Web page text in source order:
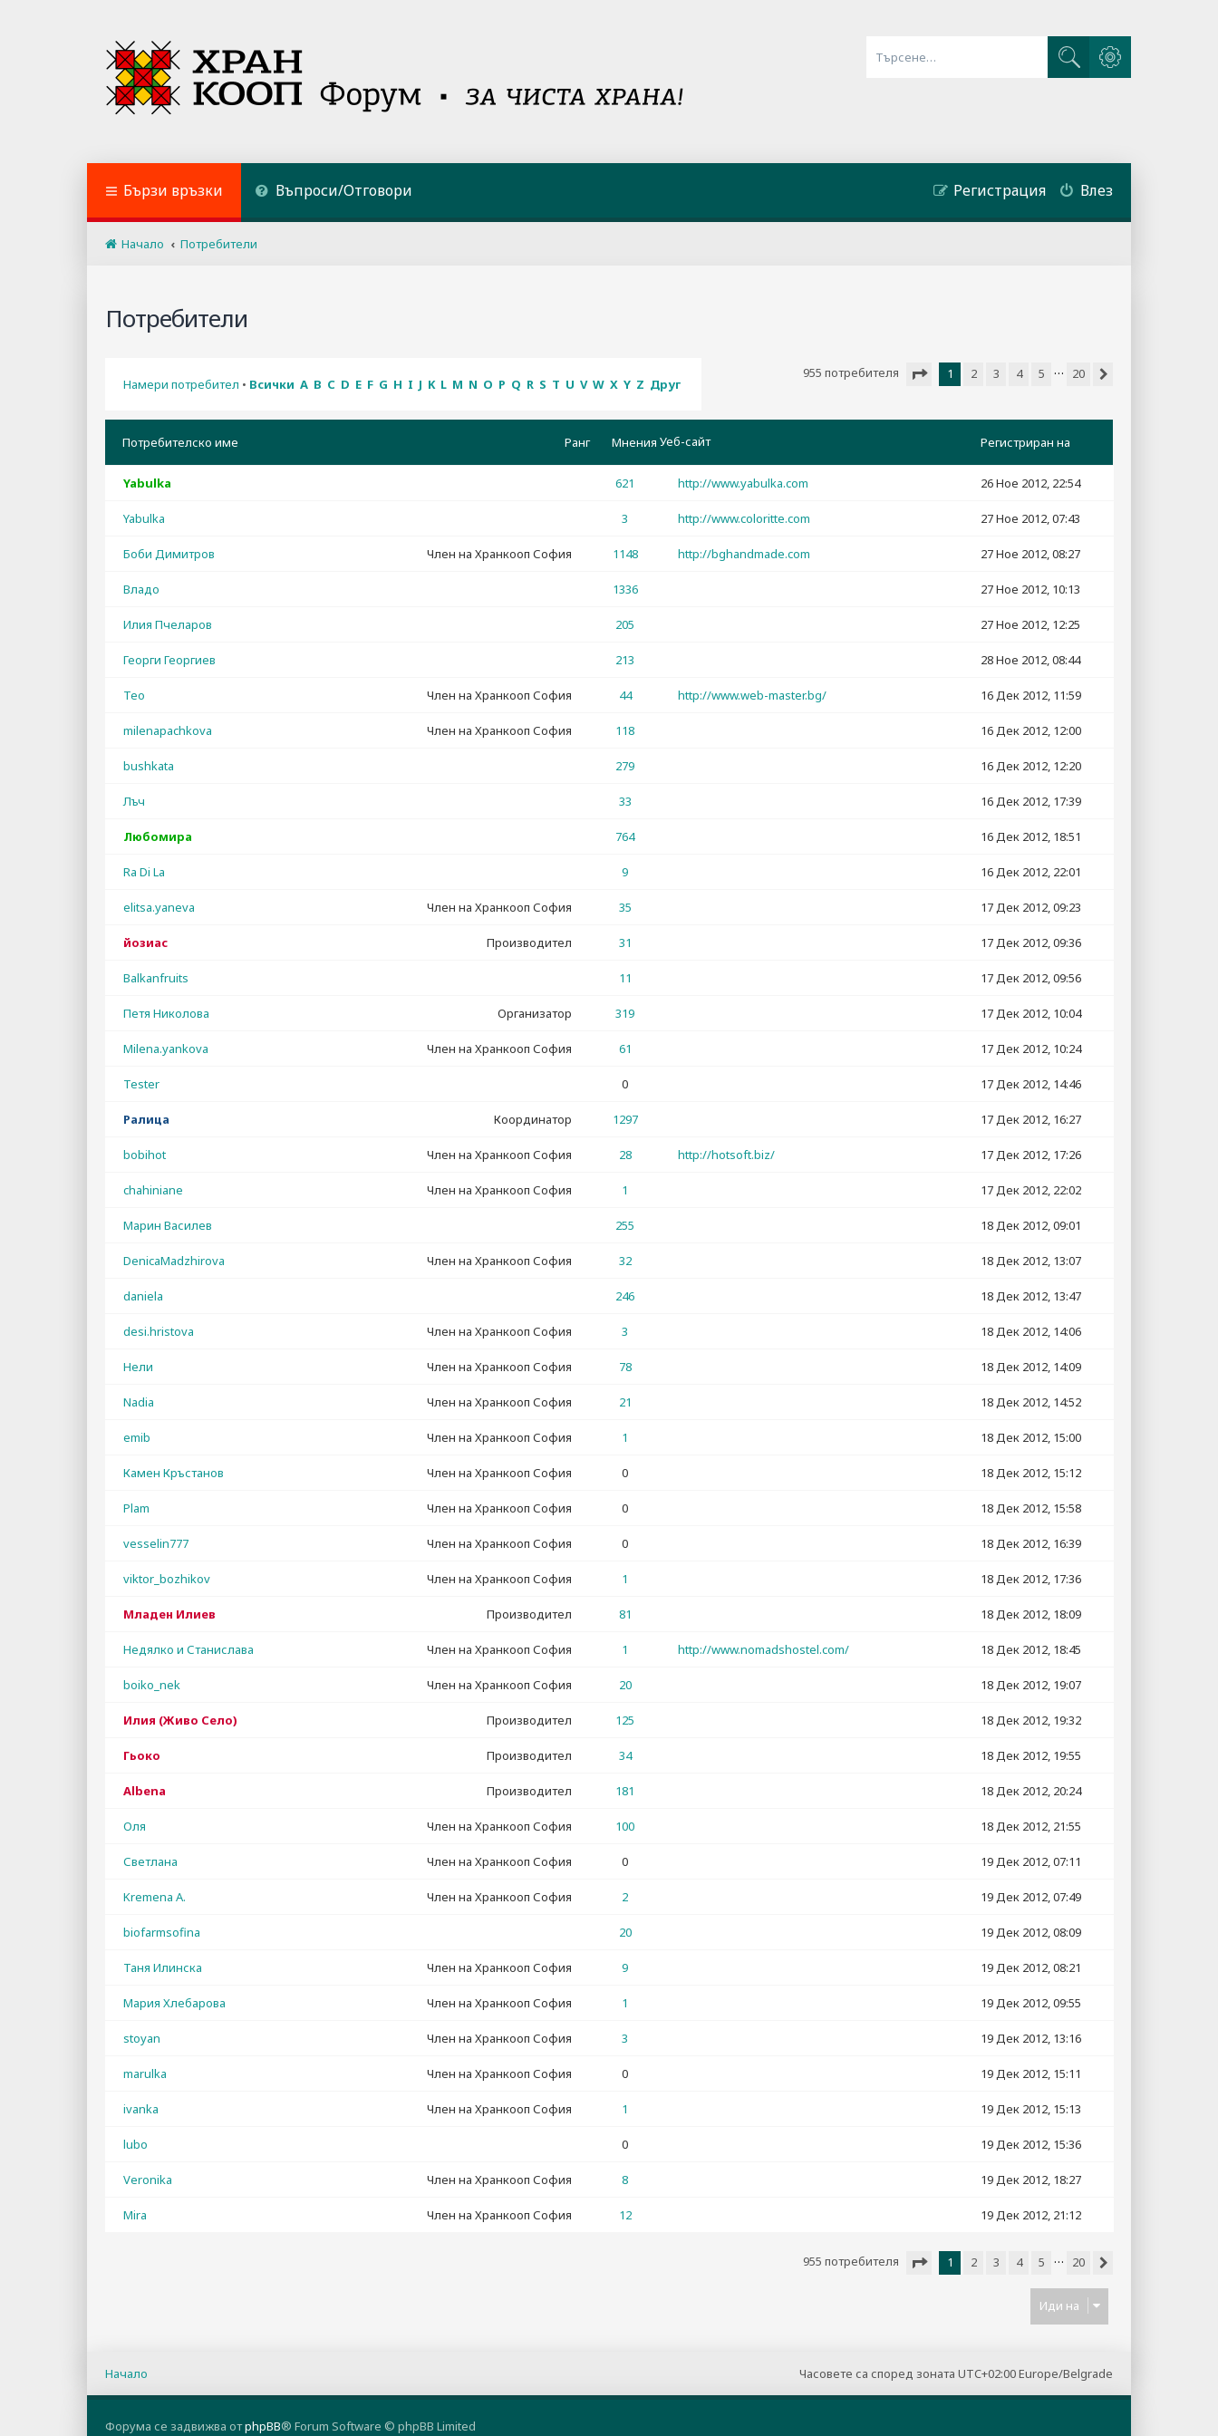
Търсене
Разширено търсене
Бързи връзки Въпроси/Отговори Влез
Регистрация
Начало Потребители
Потребители
Намери потребител • Всички A B C D E F G H I J K L M N O P Q R S T U V W X Y Z Друг
955 потребителя
1 2 3 4 5 …
20
Ранг
Потребителско име Мнения Уеб-сайт Регистриран на
Yabulka 621 http://www.yabulka.com 26 Ное 2012, 22:54
Yabulka 3 http://www.coloritte.com 27 Ное 2012, 07:43
Член на Хранкооп София
Боби Димитров 1148 http://bghandmade.com 27 Ное 2012, 08:27
Владо 1336 27 Ное 2012, 10:13
Илия Пчеларов 205 27 Ное 2012, 12:25
Георги Георгиев 213 28 Ное 2012, 08:44
Член на Хранкооп София
Teo 44 http://www.web-master.bg/ 16 Дек 2012, 11:59
Член на Хранкооп София
milenapachkova 118 16 Дек 2012, 12:00
bushkata 279 16 Дек 2012, 12:20
Лъч 33 16 Дек 2012, 17:39
Любомира 764 16 Дек 2012, 18:51
Ra Di La 9 16 Дек 2012, 22:01
Член на Хранкооп София
elitsa.yaneva 35 17 Дек 2012, 09:23
Производител
йозиас 31 17 Дек 2012, 09:36
Balkanfruits 11 17 Дек 2012, 09:56
Организатор
Петя Николова 319 17 Дек 2012, 10:04
Член на Хранкооп София
Milena.yankova 61 17 Дек 2012, 10:24
Tester 0 17 Дек 2012, 14:46
Координатор
Ралица 1297 17 Дек 2012, 16:27
Член на Хранкооп София
bobihot 28 http://hotsoft.biz/ 17 Дек 2012, 17:26
Член на Хранкооп София
chahiniane 1 17 Дек 2012, 22:02
Марин Василев 255 18 Дек 2012, 09:01
Член на Хранкооп София
DenicaMadzhirova 32 18 Дек 2012, 13:07
daniela 246 18 Дек 2012, 13:47
Член на Хранкооп София
desi.hristova 3 18 Дек 2012, 14:06
Член на Хранкооп София
Нели 78 18 Дек 2012, 14:09
Член на Хранкооп София
Nadia 21 18 Дек 2012, 14:52
Член на Хранкооп София
emib 1 18 Дек 2012, 15:00
Член на Хранкооп София
Камен Кръстанов 0 18 Дек 2012, 15:12
Член на Хранкооп София
Plam 0 18 Дек 2012, 15:58
Член на Хранкооп София
vesselin777 0 18 Дек 2012, 16:39
Член на Хранкооп София
viktor_bozhikov 1 18 Дек 2012, 17:36
Производител
Младен Илиев 81 18 Дек 2012, 18:09
Член на Хранкооп София
Недялко и Станислава 1 http://www.nomadshostel.com/ 18 Дек 2012, 18:45
Член на Хранкооп София
boiko_nek 20 18 Дек 2012, 19:07
Производител
Илия (Живо Село) 125 18 Дек 2012, 19:32
Производител
Гьоко 34 18 Дек 2012, 19:55
Производител
Albena 181 18 Дек 2012, 20:24
Член на Хранкооп София
Оля 100 18 Дек 2012, 21:55
Член на Хранкооп София
Светлана 0 19 Дек 2012, 07:11
Член на Хранкооп София
Kremena A. 2 19 Дек 2012, 07:49
biofarmsofina 20 19 Дек 2012, 08:09
Член на Хранкооп София
Таня Илинска 9 19 Дек 2012, 08:21
Член на Хранкооп София
Мария Хлебарова 1 19 Дек 2012, 09:55
Член на Хранкооп София
stoyan 3 19 Дек 2012, 13:16
Член на Хранкооп София
marulka 0 19 Дек 2012, 15:11
Член на Хранкооп София
ivanka 1 19 Дек 2012, 15:13
lubo 0 19 Дек 2012, 15:36
Член на Хранкооп София
Veronika 8 19 Дек 2012, 18:27
Член на Хранкооп София
Mira 12 19 Дек 2012, 21:12
955 потребителя
1 2 3 4 5 …
20
Иди на
Часовете са според зоната UTC+02:00 Europe/Belgrade
Начало
Форума се задвижва отphpBB® Forum Software © phpBB Limited